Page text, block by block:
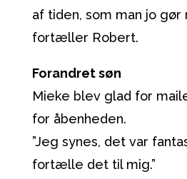
af tiden, som man jo gør
fortæller Robert.
Forandret søn
Mieke blev glad for
for åbenheden.
”Jeg synes, det var
fortælle det til mig.”